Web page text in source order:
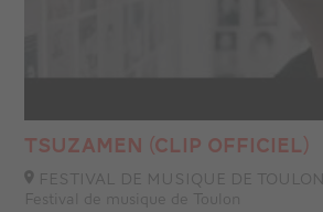
TSUZAMEN (CLIP OFFICIEL)
FESTIVAL DE MUSIQUE DE TOULON
Festival de musique de Toulon